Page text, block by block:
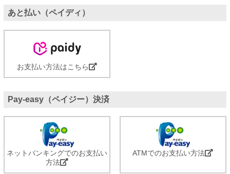
あと払い（ペイディ）
お支払い方法はこちら
Pay-easy（ペイジー）決済
ネットバンキングでのお支払い
方法
ATMでのお支払い方法